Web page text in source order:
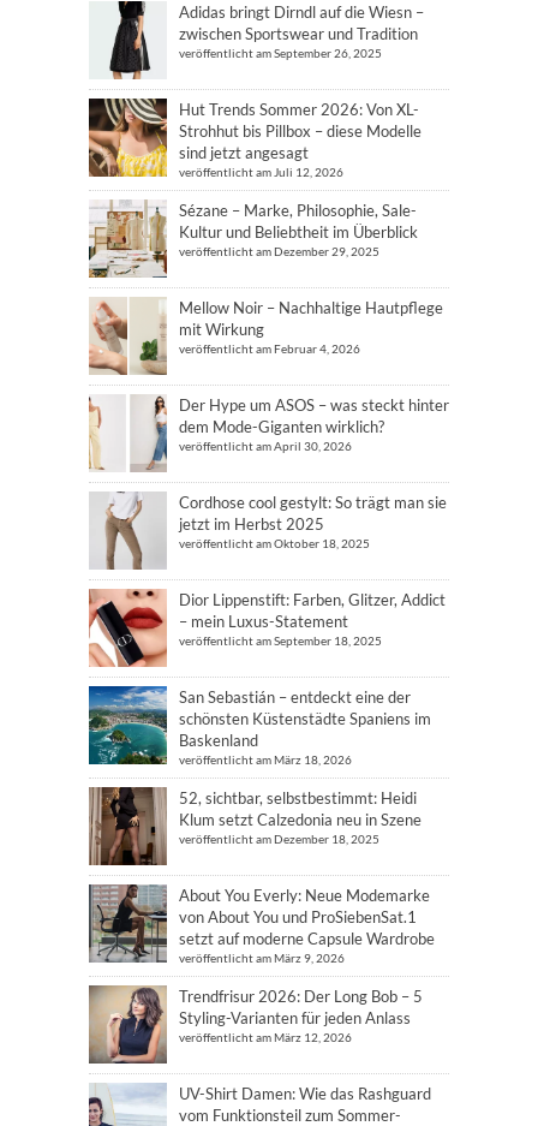
Adidas bringt Dirndl auf die Wiesn –
zwischen Sportswear und Tradition
veröffentlicht am September 26, 2025
Hut Trends Sommer 2026: Von XL-
Strohhut bis Pillbox – diese Modelle
sind jetzt angesagt
veröffentlicht am Juli 12, 2026
Sézane – Marke, Philosophie, Sale-
Kultur und Beliebtheit im Überblick
veröffentlicht am Dezember 29, 2025
Mellow Noir – Nachhaltige Hautpflege
mit Wirkung
veröffentlicht am Februar 4, 2026
Der Hype um ASOS – was steckt hinter
dem Mode-Giganten wirklich?
veröffentlicht am April 30, 2026
Cordhose cool gestylt: So trägt man sie
jetzt im Herbst 2025
veröffentlicht am Oktober 18, 2025
Dior Lippenstift: Farben, Glitzer, Addict
– mein Luxus-Statement
veröffentlicht am September 18, 2025
San Sebastián – entdeckt eine der
schönsten Küstenstädte Spaniens im
Baskenland
veröffentlicht am März 18, 2026
52, sichtbar, selbstbestimmt: Heidi
Klum setzt Calzedonia neu in Szene
veröffentlicht am Dezember 18, 2025
About You Everly: Neue Modemarke
von About You und ProSiebenSat.1
setzt auf moderne Capsule Wardrobe
veröffentlicht am März 9, 2026
Trendfrisur 2026: Der Long Bob – 5
Styling-Varianten für jeden Anlass
veröffentlicht am März 12, 2026
UV-Shirt Damen: Wie das Rashguard
vom Funktionsteil zum Sommer-